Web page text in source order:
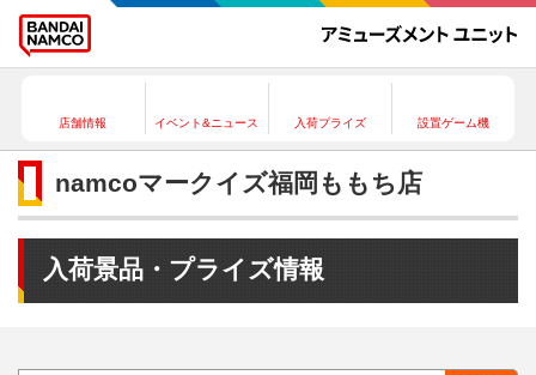
店舗情報 イベント&ニュース 入荷プライズ 設置ゲーム機
namcoマークイズ福岡ももち店
入荷景品・プライズ情報